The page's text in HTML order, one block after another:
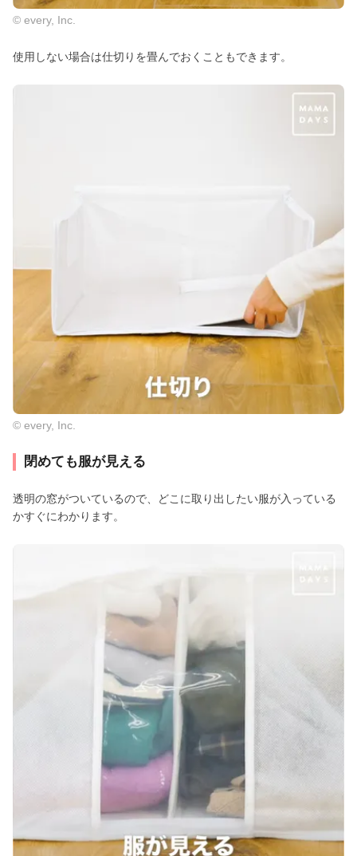
© every, Inc.
使用しない場合は仕切りを畳んでおくこともできます。
© every, Inc.
閉めても服が見える
透明の窓がついているので、どこに取り出したい服が入っている
かすぐにわかります。